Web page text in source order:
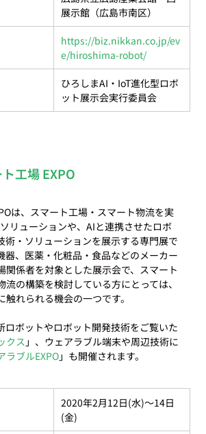
展示館（広島市南区）
https://biz.nikkan.co.jp/ev
e/hiroshima-robot/
ひろしまAI・IoT進化型ロボ
ット展示会実行委員会
工場 EXPO
は、スマート工場・スマート物流を実
リューションや、AIと連携させたロボ
術・ソリューションを展示する専門展で
器、医薬・化粧品・食品などのメーカー
関係者を対象とした展示会で、スマート
流の構築を検討している方にとっては、
触れられる機会の一つです。
ロボットやロボット開発技術をご覧いた
クス 」、ウェアラブル端末や周辺技術に
ラブルEXPO
2020年2月12日(水)～14日
(金)